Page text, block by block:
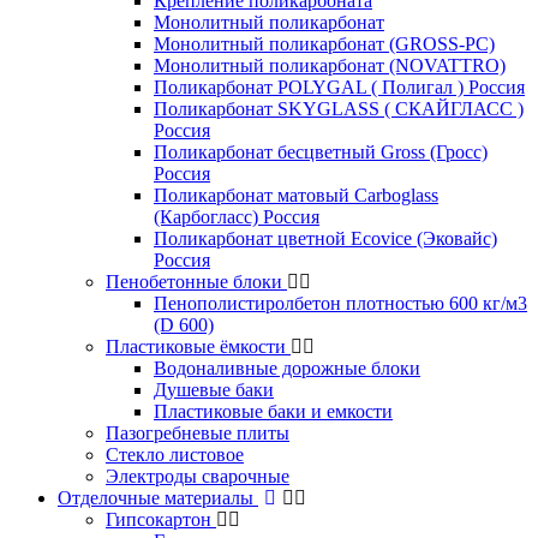
Монолитный поликарбонат
Монолитный поликарбонат (GROSS-PC)
Монолитный поликарбонат (NOVATTRO)
Поликарбонат POLYGAL ( Полигал ) Россия
Поликарбонат SKYGLASS ( СКАЙГЛАСС )
Россия
Поликарбонат бесцветный Gross (Гросс)
Россия
Поликарбонат матовый Carboglass
(Карбогласс) Россия
Поликарбонат цветной Ecovice (Эковайс)
Россия
Пенобетонные блоки
Пенополистиролбетон плотностью 600 кг/м3
(D 600)
Пластиковые ёмкости
Водоналивные дорожные блоки
Душевые баки
Пластиковые баки и емкости
Пазогребневые плиты
Стекло листовое
Электроды сварочные
Отделочные материалы
Гипсокартон